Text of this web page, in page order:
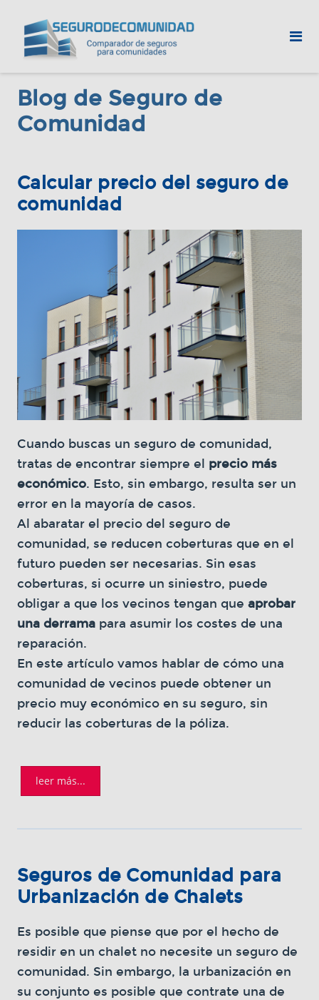
Blog de Seguro de
Comunidad
Calcular precio del seguro de
comunidad
Cuando buscas un seguro de comunidad,
tratas de encontrar siempre el precio más
económico. Esto, sin embargo, resulta ser un
error en la mayoría de casos.
Al abaratar el precio del seguro de
comunidad, se reducen coberturas que en el
futuro pueden ser necesarias. Sin esas
coberturas, si ocurre un siniestro, puede
obligar a que los vecinos tengan que aprobar
una derramapara asumir los costes de una
reparación.
En este artículo vamos hablar de cómo una
comunidad de vecinos puede obtener un
precio muy económico en su seguro, sin
reducir las coberturas de la póliza.
leer más...
Seguros de Comunidad para
Urbanización de Chalets
Es posible que piense que por el hecho de
residir en un chalet no necesite un seguro de
comunidad. Sin embargo, la urbanización en
su conjunto es posible que contrate una de